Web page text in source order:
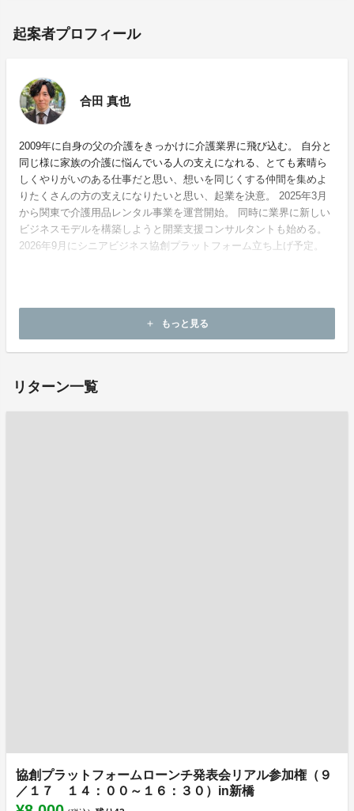
起案者プロフィール
合田 真也
2009年に自身の父の介護をきっかけに介護業界に飛び込む。 自分と
同じ様に家族の介護に悩んでいる人の支えになれる、とても素晴ら
しくやりがいのある仕事だと思い、想いを同じくする仲間を集めよ
りたくさんの方の支えになりたいと思い、起業を決意。 2025年3月
から関東で介護用品レンタル事業を運営開始。 同時に業界に新しい
ビジネスモデルを構築しようと開業支援コンサルタントも始める。
2026年9月にシニアビジネス協創プラットフォーム立ち上げ予定。
add もっと見る
リターン一覧
協創プラットフォームローンチ発表会リアル参加権（９
／１７ １４：００～１６：３０）in新橋